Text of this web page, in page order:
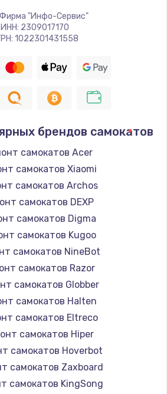
"Инфо-Сервис"
ИНН: 2309017170
1022301431558
брендов самокатов
самокатов Acer
самокатов Xiaomi
самокатов Archos
самокатов DEXP
самокатов Digma
самокатов Kugoo
самокатов NineBot
самокатов Razor
самокатов Globber
самокатов Halten
самокатов Eltreco
самокатов Hiper
самокатов Hoverbot
самокатов Zaxboard
самокатов KingSong